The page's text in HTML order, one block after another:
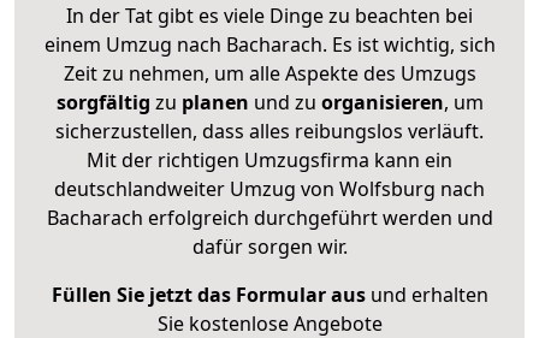
In der Tat gibt es viele Dinge zu beachten bei
einem Umzug nach Bacharach. Es ist wichtig, sich
Zeit zu nehmen, um alle Aspekte des Umzugs
sorgfältig zu planen und zu organisieren, um
sicherzustellen, dass alles reibungslos verläuft.
Mit der richtigen Umzugsfirma kann ein
deutschlandweiter Umzug von Wolfsburg nach
Bacharach erfolgreich durchgeführt werden und
dafür sorgen wir.
Füllen Sie jetzt das Formular ausund erhalten
Sie kostenlose Angebote